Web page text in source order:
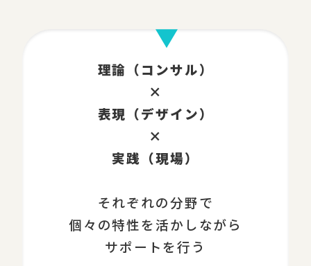
理論（コンサル）
×
表現（デザイン）
×
実践（現場）
それぞれの分野で
個々の特性を活かしながら
サポートを行う